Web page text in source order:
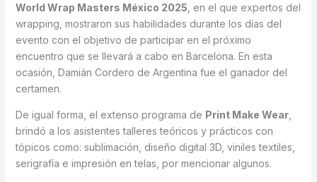
World Wrap Masters México 2025 , en el que expertos del
wrapping, mostraron sus habilidades durante los días del
evento con el objetivo de participar en el próximo
encuentro que se llevará a cabo en Barcelona. En esta
ocasión, Damián Cordero de Argentina fue el ganador del
certamen.
De igual forma, el extenso programa de Print Make Wear,
brindó a los asistentes talleres teóricos y prácticos con
tópicos como: sublimación, diseño digital 3D, viniles textiles,
serigrafía e impresión en telas, por mencionar algunos.